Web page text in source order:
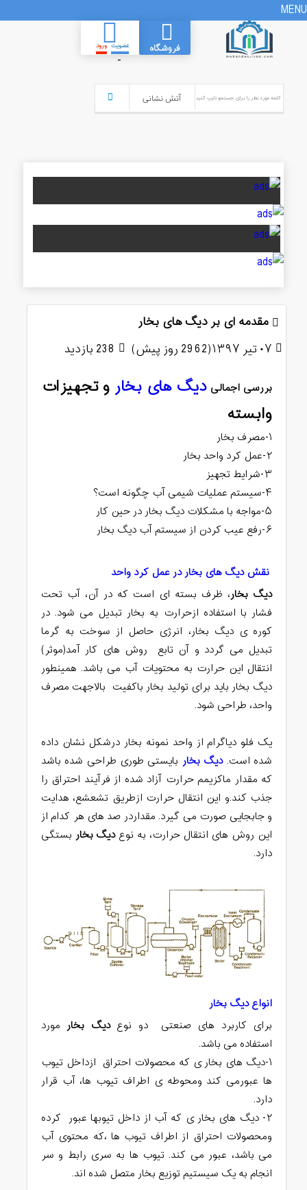
MENU
فروشگاه عضویت
-
ورود
مقدمه ای بر دیگ های بخار
۰۷ تیر ۱۳۹۷(2962 روز پیش)
238 بازدید
بررسی اجمالیدیگ های بخار و تجهیزات
وابسته
۱-مصرف بخار
۲-عمل کرد واحد بخار
۳-شرایط تجهیز
۴-سیستم عملیات شیمی آب چگونه است؟
۵-مواجه با مشکلات دیگ بخار در حین کار
۶-رفع عیب کردن از سیستم آب دیگ بخار
نقش دیگ های بخار در عمل کرد واحد
دیگ بخار، ظرف بسته ای است که در آن، آب تحت
فشار با استفاده ازحرارت به بخار تبدیل می شود. در
کوره ی دیگ بخار، انرژی حاصل از سوخت به گرما
تبدیل می گردد و آن تابع روش های کار آمد(موثر)
انتقال این حرارت به محتویات آب می باشد. همینطور
دیگ بخار باید برای تولید بخار باکفیت بالاجهت مصرف
واحد، طراحی شود.
یک فلو دیاگرام از واحد نمونه بخار درشکل نشان داده
شده است. دیگ بخار بایستی طوری طراحی شده باشد
که مقدار ماکزیمم حرارت آزاد شده از فرآیند احتراق را
جذب کند.و این انتقال حرارت ازطریق تشعشع، هدایت
و جابجایی صورت می گیرد. مقداردر صد های هر کدام از
این روش های انتقال حرارت، به نوعدیگ بخار بستگی
دارد.
انواع دیگ بخار
برای کاربرد های صنعتی دو نوعدیگ بخارمورد
استفاده می باشد.
۱-دیگ های بخار ی که محصولات احتراق ازداخل تیوب
ها عبورمی کند ومحوطه ی اطراف تیوب ها، آب قرار
دارد.
۲- دیگ های بخار ی که آب از داخل تیوبها عبور کرده
ومحصولات احتراق از اطراف تیوب ها ،که محتوی آب
می باشد، عبور می کند. تیوب ها به سری رابط و سر
انجام به یک سیستیم توزیع بخار متصل شده اند.